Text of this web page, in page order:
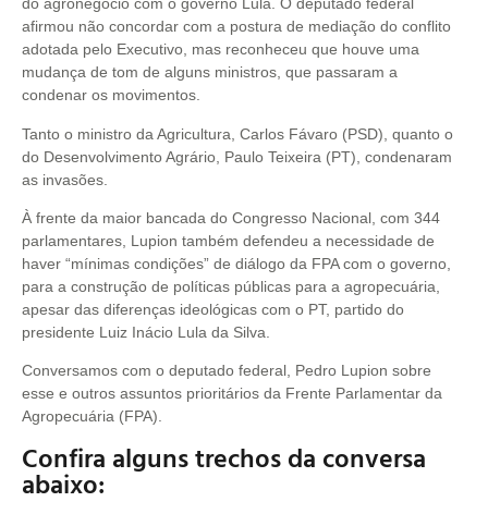
do agronegócio com o governo Lula. O deputado federal
afirmou não concordar com a postura de mediação do conflito
adotada pelo Executivo, mas reconheceu que houve uma
mudança de tom de alguns ministros, que passaram a
condenar os movimentos.
Tanto o ministro da Agricultura, Carlos Fávaro (PSD), quanto o
do Desenvolvimento Agrário, Paulo Teixeira (PT), condenaram
as invasões.
À frente da maior bancada do Congresso Nacional, com 344
parlamentares, Lupion também defendeu a necessidade de
haver “mínimas condições” de diálogo da FPA com o governo,
para a construção de políticas públicas para a agropecuária,
apesar das diferenças ideológicas com o PT, partido do
presidente Luiz Inácio Lula da Silva.
Conversamos com o deputado federal, Pedro Lupion sobre
esse e outros assuntos prioritários da Frente Parlamentar da
Agropecuária (FPA).
Confira alguns trechos da conversa
abaixo: